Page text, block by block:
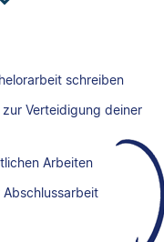
schreiben
Verteidigung deiner
Arbeiten
Abschlussarbeit